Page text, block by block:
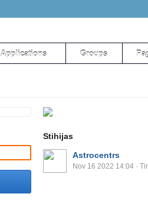
Applications Groups
Stihijas
Astrocentrs
Nov 16 2022 14:04 ·